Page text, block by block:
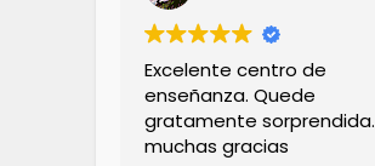
Excelente centro de
enseñanza. Quede
gratamente sorprendida.
muchas gracias